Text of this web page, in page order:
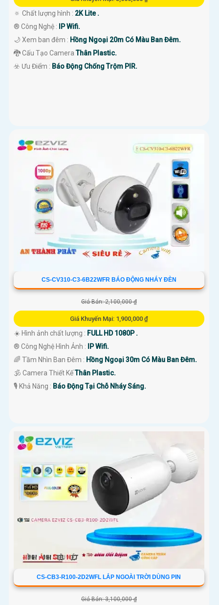
🔅 Chất lượng hình : 2K Lite .
®️ Công Nghệ : IP Wifi.
🌙 Xem ban đêm : Hồng Ngoại 20m Có Màu Ban Đêm.
🐉️ Cấu Tạo CameraThân Plastic.
️☣️ Ưu Điểm : Báo Động Chống Trộm PIR.
CS-CV310-C3-6B22WFR BÁO ĐỘNG NHÁY ĐÈN
Giá Bán: 2,100,000 ₫
Giá Khuyến Mại: 1,900,000 ₫
☀️ Hình ảnh chất lượng : FULL HD 1080P .
®️ Công Nghệ Hình Ảnh :
IP Wifi.
🌈 Tầm Nhìn Ban Đêm : Hồng Ngoại 30m Có Màu Ban Đêm.
🕉️ Camera Thiết KếThân Plastic.
️🎙 Khả Năng : Báo Động Tại Chỗ Nháy Sáng.
CS-CB3-R100-2D2WFL LẮP NGOÀI TRỜI DÙNG PIN
Giá Bán: 3,100,000 ₫